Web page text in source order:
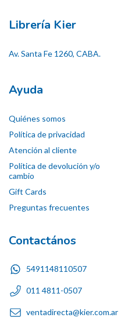
Librería Kier
Av. Santa Fe 1260, CABA.
Ayuda
Quiénes somos
Política de privacidad
Atención al cliente
Política de devolución y/o
cambio
Gift Cards
Preguntas frecuentes
Contactános
5491148110507
011 4811-0507
ventadirecta@kier.com.ar